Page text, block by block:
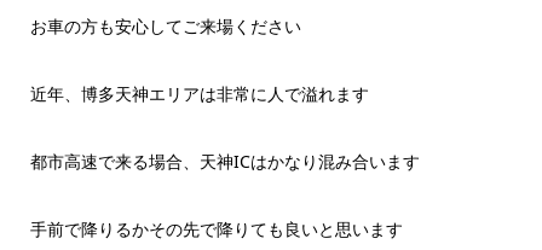
お車の方も安心してご来場ください
近年、博多天神エリアは非常に人で溢れます
都市高速で来る場合、天神ICはかなり混み合います
手前で降りるかその先で降りても良いと思います